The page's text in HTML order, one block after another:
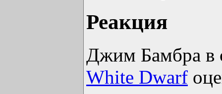
Реакция
Джим Бамбра в
White Dwarf